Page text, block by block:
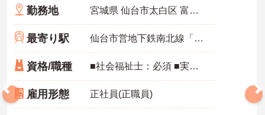
勤務地 宮城県 仙台市太白区 富沢西3丁目10番地の1
最寄り駅 仙台市営地下鉄南北線「富沢駅」徒歩20分
資格/職種 ■社会福祉士：必須 ■実務経験：あれば尚可（相談員職の経験） ■普通自動車運転免許（AT限定可）：必須
雇用形態 正社員(正職員)